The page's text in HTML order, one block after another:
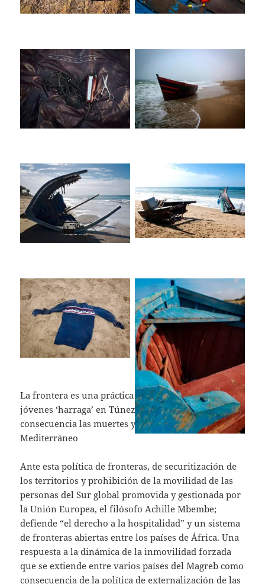
Material abandonado Patera
Olas Olas
Olas
La frontera es una práctica que encierra a los
jóvenes ‘harraga’ en Túnez y que tiene como
consecuencia las muertes y las desapariciones en el
Mediterráneo
Ante esta política de fronteras, de securitización de
los territorios y prohibición de la movilidad de las
personas del Sur global promovida y gestionada por
la Unión Europea, el filósofo Achille Mbembe;
defiende “el derecho a la hospitalidad” y un sistema
de fronteras abiertas entre los países de África. Una
respuesta a la dinámica de la inmovilidad forzada
que se extiende entre varios países del Magreb como
consecuencia de la política de externalización de las